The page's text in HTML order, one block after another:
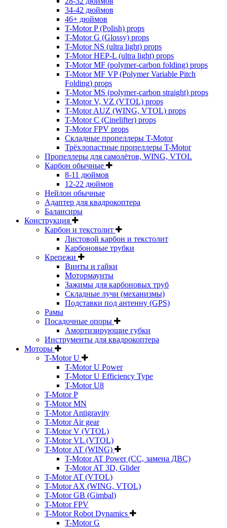
34-42 дюймов
46+ дюймов
T-Motor P (Polish) props
T-Motor G (Glossy) props
T-Motor NS (ultra light) props
T-Motor HEP-L (ultra light) props
T-Motor MF (polymer-carbon folding) props
T-Motor MF VP (Polymer Variable Pitch
Folding) props
T-Motor MS (polymer-carbon straight) props
T-Motor V, VZ (VTOL) props
T-Motor AUZ (WING, VTOL) props
T-Motor C (Cinelifter) props
T-Motor FPV props
Складные пропеллеры T-Motor
Трёхлопастные пропеллеры T-Motor
Пропеллеры для самолётов, WING, VTOL
Карбон обычные
8-11 дюймов
12-22 дюймов
Нейлон обычные
Адаптер для квадрокоптера
Балансиры
Конструкция
Карбон и текстолит
Листовой карбон и текстолит
Карбоновые трубки
Крепежи
Винты и гайки
Мотормаунты
Зажимы для карбоновых труб
Складные лучи (механизмы)
Подставки под антенну (GPS)
Рамы
Посадочные опоры
Амортизирующие губки
Инструменты для квадрокоптера
Моторы
T-Motor U
T-Motor U Power
T-Motor U Efficiency Type
T-Motor U8
T-Motor P
T-Motor MN
T-Motor Antigravity
T-Motor Air gear
T-Motor V (VTOL)
T-Motor VL (VTOL)
T-Motor AT (WING)
T-Motor AT Power (CC, замена ДВС)
T-Motor AT 3D, Glider
T-Motor AT (VTOL)
T-Motor AX (WING, VTOL)
T-Motor GB (Gimbal)
T-Motor FPV
T-Motor Robot Dynamics
T-Motor G